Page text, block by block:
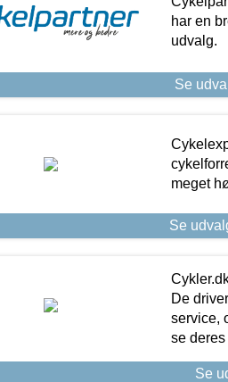
har en
udvalg.
Se
meget
Se
De
service,
se
Se